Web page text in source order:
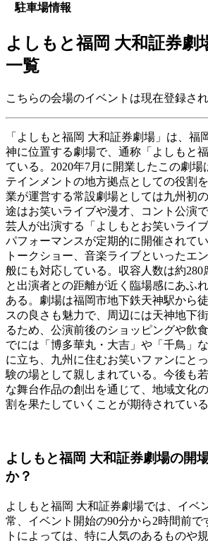
駐車場情報
よしもと福岡 大和証券劇
一覧
こちらの会場のイベントは現在登録さ
「よしもと福岡 大和証券劇場」は、福
神に位置する劇場で、通称「よしもと
ている。2020年7月に開業したこの劇場
テインメントの地方拠点としての役割
業が運営する常設劇場としては九州初
途はお笑いライブや漫才、コント公演
芸人が出演する「よしもとお笑いライ
パフォーマンスが定期的に開催されて
トークショー、音楽ライブといったエ
般にも対応している。収容人数は約280
と出演者との距離が近く臨場感にあふ
ある。劇場は福岡市地下鉄天神駅から
スの良さも魅力で、周辺には天神地下
るため、公演前後のショッピングや飲
でには「博多華丸・大吉」や「千鳥」
に立ち、九州に住むお笑いファンにと
験の場として親しまれている。今後も
な舞台作品の創出を通じて、地域文化
割を果たしていくことが期待されている
よしもと福岡 大和証券劇場の開
か？
よしもと福岡 大和証券劇場では、イベ
常、イベント開始の90分から2時間前で
トによっては、特に人気のあるものや